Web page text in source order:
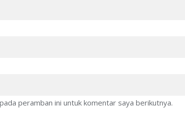
peramban ini untuk komentar saya berikutnya.